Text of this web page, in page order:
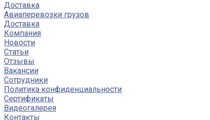
Доставка
Авиаперевозки грузов
Доставка
Компания
Новости
Статьи
Отзывы
Вакансии
Сотрудники
Политика конфиденциальности
Сертификаты
Видеогалерея
Контакты